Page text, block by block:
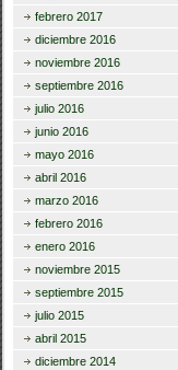
febrero 2017
diciembre 2016
noviembre 2016
septiembre 2016
julio 2016
junio 2016
mayo 2016
abril 2016
marzo 2016
febrero 2016
enero 2016
noviembre 2015
septiembre 2015
julio 2015
abril 2015
diciembre 2014